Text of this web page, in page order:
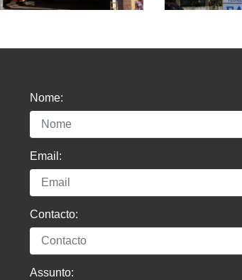
Nome:
Email:
Contacto:
Assunto: